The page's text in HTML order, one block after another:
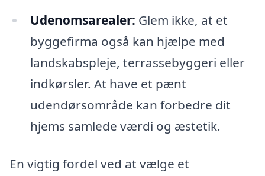
Udenomsarealer: Glem ikke, at et
byggefirma også kan hjælpe med
landskabspleje, terrassebyggeri eller
indkørsler. At have et pænt
udendørsområde kan forbedre dit
hjems samlede værdi og æstetik.
En vigtig fordel ved at vælge et